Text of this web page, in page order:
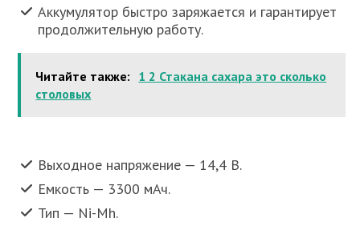
Аккумулятор быстро заряжается и гарантирует
продолжительную работу.
Читайте также: 1 2 Стакана сахара это сколько
столовых
Выходное напряжение — 14,4 В.
Емкость — 3300 мАч.
Тип — Ni-Mh.